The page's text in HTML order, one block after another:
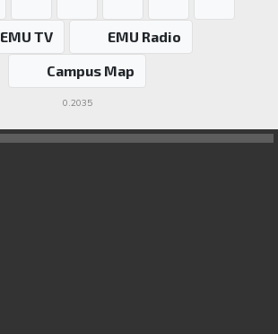
EMU TV
EMU Radio
Campus Map
0.2035